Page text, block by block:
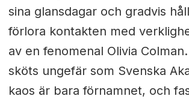
sina glansdagar och gradvis
förlora kontakten med
av en fenomenal Olivia
sköts ungefär som Svenska
kaos är bara förnamnet, och